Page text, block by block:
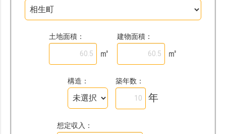
土地面積：
㎡
建物面積：
㎡
構造： 築年数：
年
想定収入：